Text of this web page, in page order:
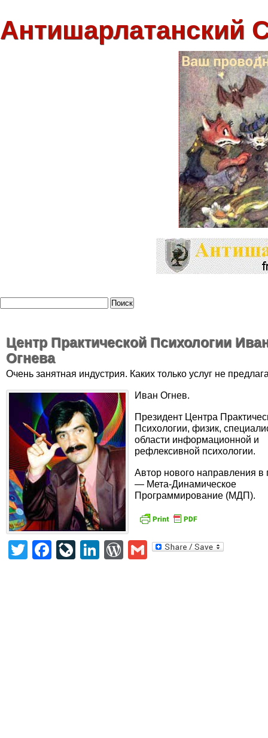
Антишарлатанский
Центр Практической Психологии
Огнева
Очень занятная индустрия. Каких только услуг не
Иван Огнев.
Президент Центра
Психологии, физик,
области информационной и
рефлексивной психологии.
Автор нового направления в
— Мета-Динамическое
Программирование (МДП).
TwitterFacebook
LiveJournal
LinkedIn
WordPress
Gmail